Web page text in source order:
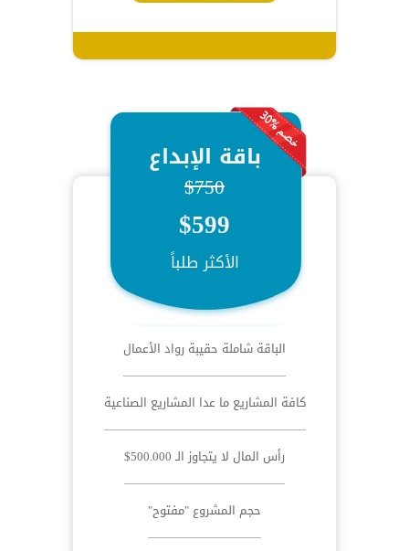
باقة الإبداع
$750
$599
الأكثر طلباً
الباقة شاملة حقيبة رواد الأعمال
كافة المشاريع ما عدا المشاريع الصناعية
رأس المال لا يتجاوز الـ 500.000$
حجم المشروع "مفتوح"